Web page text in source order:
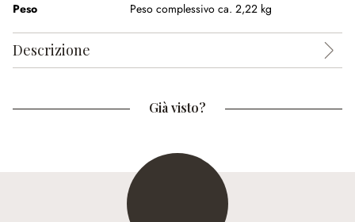
Peso
Peso complessivo ca. 2,22 kg
Descrizione
Già visto?